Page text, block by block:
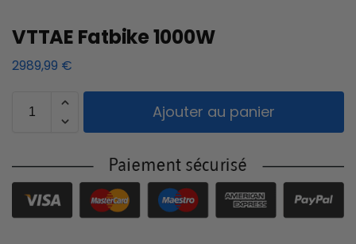
VTTAE Fatbike 1000W
2989,99 €
Ajouter au panier